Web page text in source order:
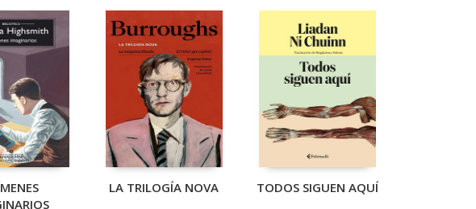
LA TRILOGÍA NOVA TODOS SIGUEN AQUÍ